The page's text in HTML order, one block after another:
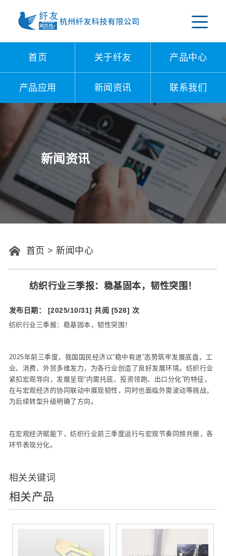
首页 关于纤友 产品中心
产品应用 新闻资讯 联系我们
新闻资讯
首页 >新闻中心
纺织行业三季报：稳基固本，韧性突围！
发布日期： [2025/10/31] 共阅 [528] 次
纺织行业三季报：稳基固本，韧性突围！
2025年前三季度，我国国民经济以“稳中有进”态势筑牢发展底盘，工
业、消费、外贸多维发力，为各行业创造了良好发展环境。纺织行业
紧扣宏观导向，发展呈现“内需托底、投资领跑、出口分化”的特征，
在与宏观经济的协同联动中展现韧性，同时也面临外需波动等挑战，
为后续转型升级明确了方向。
在宏观经济赋能下，纺织行业前三季度运行与宏观节奏同频共振，各
环节表现分化。
相关关键词
相关产品